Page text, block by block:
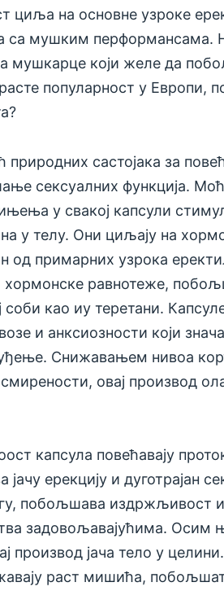
циља на основне узроке
са мушким перформансама.
мушкарце који желе да
популарност у Европи,
састојака за
сексуалних функција.
у свакој капсули
у телу. Они циљају на
од примарних узрока
хормонске равнотеже,
као иу теретани.
и анксиозности који
Снижавањем нивоа
овај производ
капсула повећавају
јачу ерекцију и дуготрајан
побољшава издржљивост
задовољавајућима. Осим
производ јача тело у
раст мишића,